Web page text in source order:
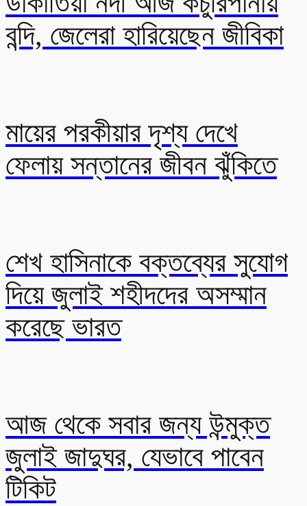
বন্দি, জেলেরা হারিয়েছেন জীবিকা
মায়ের পরকীয়ার দৃশ্য দেখে
ফেলায় সন্তানের জীবন ঝুঁকিতে
শেখ হাসিনাকে বক্তব্যের সুযোগ
দিয়ে জুলাই শহীদদের অসম্মান
করেছে ভারত
আজ থেকে সবার জন্য উন্মুক্ত
জুলাই জাদুঘর, যেভাবে পাবেন
টিকিট